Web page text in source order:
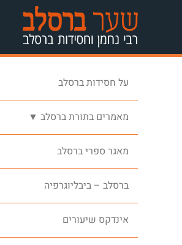
על חסידות ברסלב
מאמרים בתורת ברסלב ▼
מאגר ספרי ברסלב
ברסלב – ביבליוגרפיה
אינדקס שיעורים